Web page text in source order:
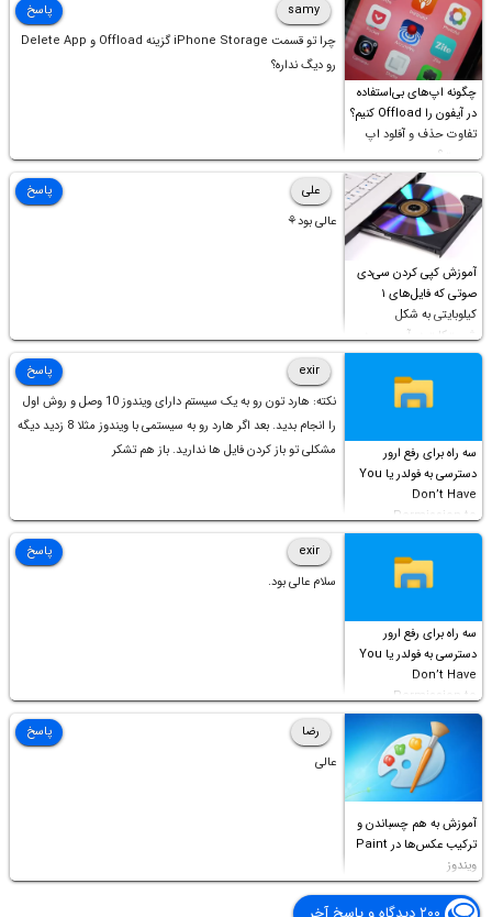
چگونه اپ‌های بی‌استفاده
در آیفون را Offload کنیم؟
تفاوت حذف و آفلود اپ
چیست؟
samy
چرا تو قسمت iPhone Storage گزینه Offload و Delete App
رو دیگ نداره؟
پاسخ
آموزش کپی کردن سی‌دی
صوتی که فایل‌های ۱
کیلوبایتی به شکل
شورت‌کات در آن موجود
است!
علی
عالی بود⚘
پاسخ
سه راه برای رفع ارور
دسترسی به فولدر یا You
Don’t Have
Permission to
Access this folder
exir
نکته: هارد تون رو به یک سیستم دارای ویندوز 10 وصل و روش اول
را انجام بدید. بعد اگر هارد رو به سیستمی با ویندوز مثلا 8 زدید دیگه
مشکلی تو باز کردن فایل ها ندارید. باز هم تشکر
پاسخ
سه راه برای رفع ارور
دسترسی به فولدر یا You
Don’t Have
Permission to
Access this folder
exir
سلام عالی بود.
پاسخ
آموزش به هم چسباندن و
ترکیب عکس‌ها در Paint
ویندوز
رضا
عالی
پاسخ